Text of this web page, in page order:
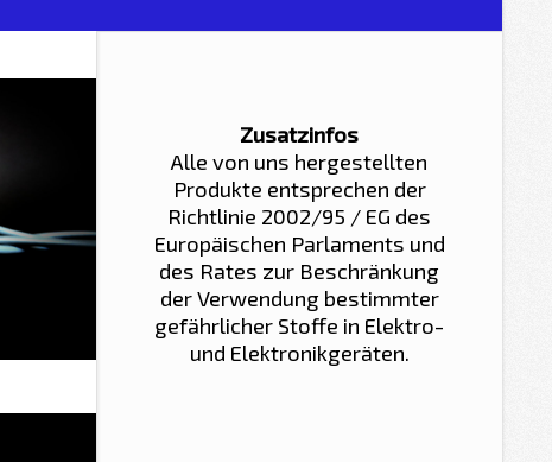
Zusatzinfos
Alle von uns hergestellten
Produkte entsprechen der
Richtlinie 2002/95 / EG des
Europäischen Parlaments und
des Rates zur Beschränkung
der Verwendung bestimmter
gefährlicher Stoffe in Elektro-
und Elektronikgeräten.